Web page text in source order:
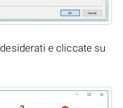
desiderati e cliccate su